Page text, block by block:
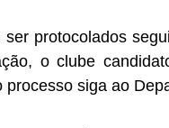
protocolados
o clube
processo siga ao